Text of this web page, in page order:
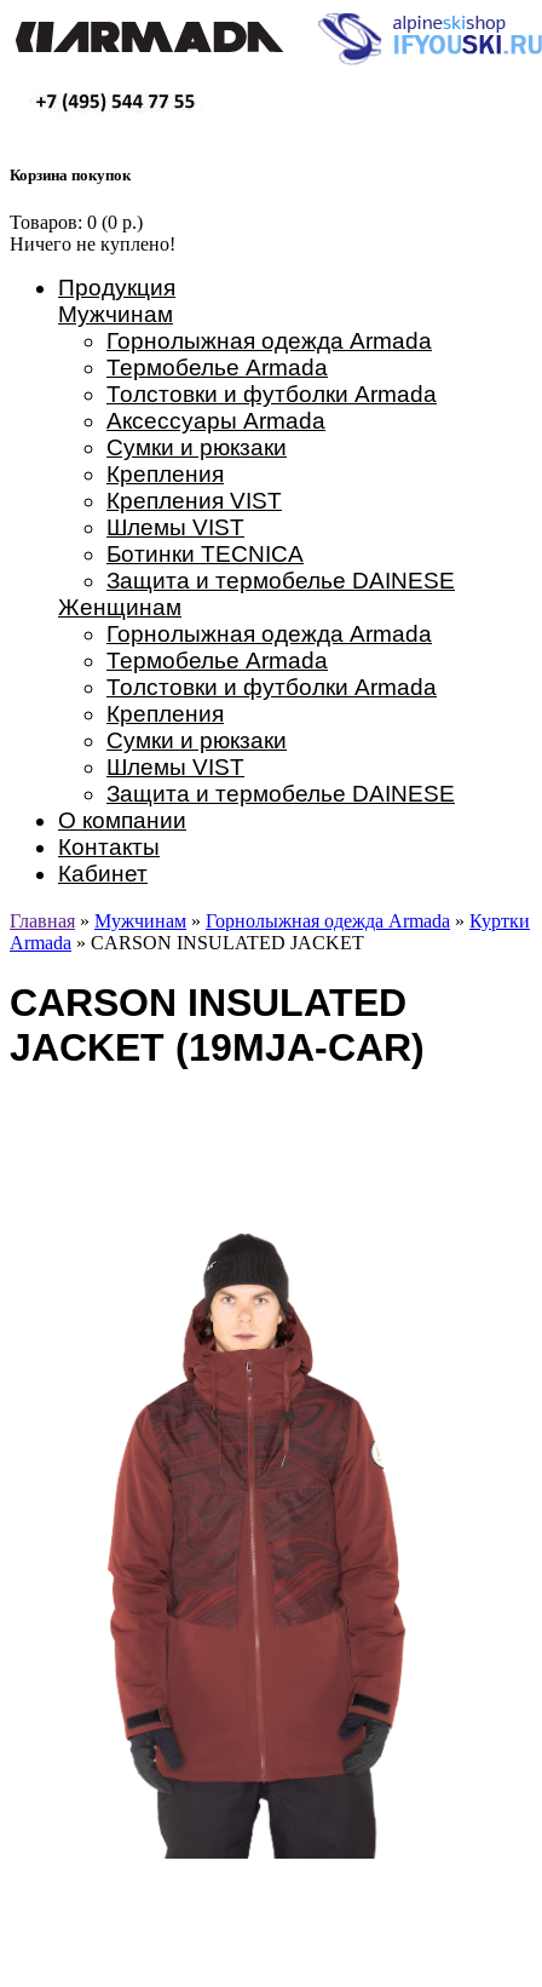
Корзина покупок
Товаров: 0 (0 р.)
Ничего не куплено!
Продукция
Мужчинам
Горнолыжная одежда Armada
Термобелье Armada
Толстовки и футболки Armada
Аксессуары Armada
Сумки и рюкзаки
Крепления
Крепления VIST
Шлемы VIST
Ботинки TECNICA
Защита и термобелье DAINESE
Женщинам
Горнолыжная одежда Armada
Термобелье Armada
Толстовки и футболки Armada
Крепления
Сумки и рюкзаки
Шлемы VIST
Защита и термобелье DAINESE
О компании
Контакты
Кабинет
Главная » Мужчинам » Горнолыжная одежда Armada » Куртки
Armada » CARSON INSULATED JACKET
CARSON INSULATED
JACKET (19MJA-CAR)